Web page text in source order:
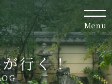
Menu
行く！